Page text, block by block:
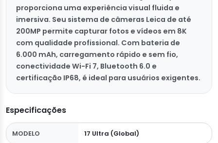
proporciona uma experiência visual fluida e
imersiva. Seu sistema de câmeras Leica de até
200MP permite capturar fotos e vídeos em 8K
com qualidade profissional. Com bateria de
6.000 mAh, carregamento rápido e sem fio,
conectividade Wi-Fi 7, Bluetooth 6.0 e
certificação IP68, é ideal para usuários exigentes.
Especificações
MODELO 17 Ultra (Global)